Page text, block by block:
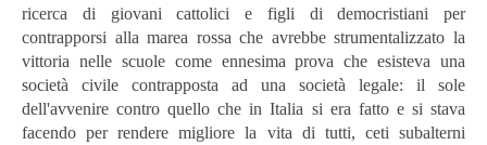
ricerca di giovani cattolici e figli di democristiani per
contrapporsi alla marea rossa che avrebbe strumentalizzato la
vittoria nelle scuole come ennesima prova che esisteva una
società civile contrapposta ad una società legale: il sole
dell'avvenire contro quello che in Italia si era fatto e si stava
facendo per rendere migliore la vita di tutti, ceti subalterni